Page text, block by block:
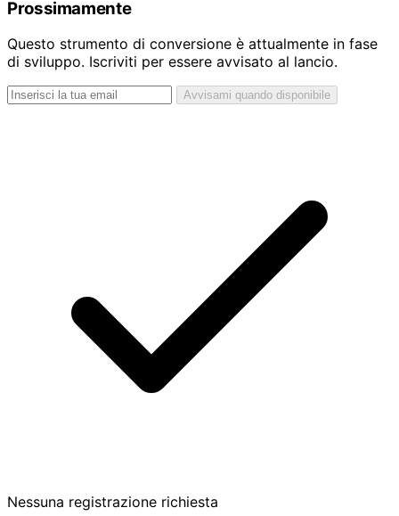
Prossimamente
Questo strumento di conversione è attualmente in fase
di sviluppo. Iscriviti per essere avvisato al lancio.
Avvisami quando disponibile
Nessuna registrazione richiesta